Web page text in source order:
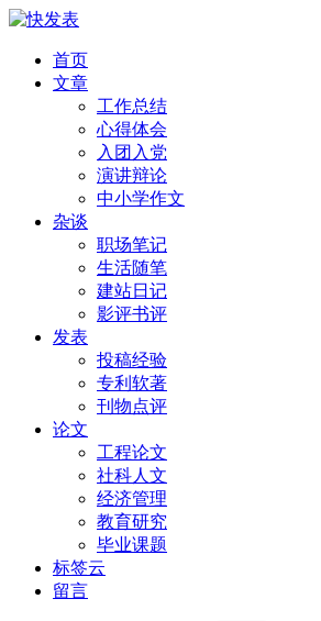
首页
文章
工作总结
心得体会
入团入党
演讲辩论
中小学作文
杂谈
职场笔记
生活随笔
建站日记
影评书评
发表
投稿经验
专利软著
刊物点评
论文
工程论文
社科人文
经济管理
教育研究
毕业课题
标签云
留言